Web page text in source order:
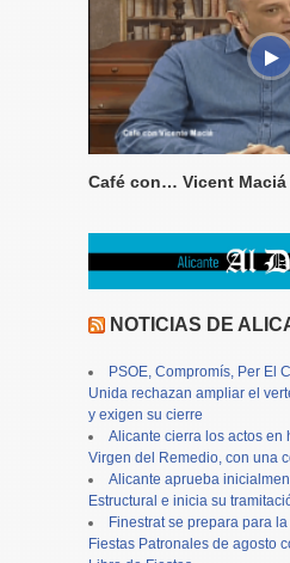
Café con… Vicent Maciá
NOTICIAS DE
PSOE, Compromís, Per El
Unida rechazan ampliar el
y exigen su cierre
Alicante cierra los actos en
Virgen del Remedio, con una
Alicante aprueba
Estructural e inicia su
Finestrat se prepara para
Fiestas Patronales de agosto